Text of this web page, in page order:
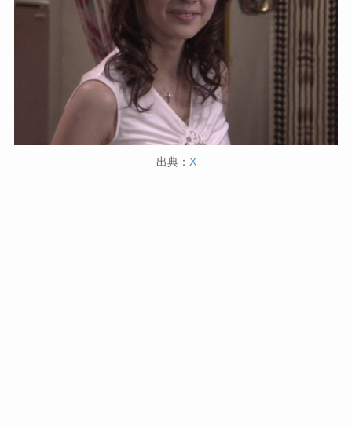
出典： X